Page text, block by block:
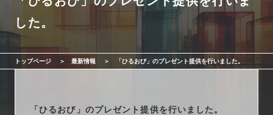
トップページ
ACN不動産について
不動産投資ガイド arrow_right_alt
サービス一覧
した。
トップページ 最新情報 「ひるおび」のプレゼント提供を行いました。
「ひるおび」のプレゼント提供を行いました。